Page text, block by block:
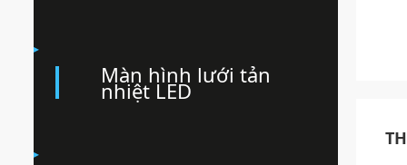
Màn hình lưới tản
nhiệt LED